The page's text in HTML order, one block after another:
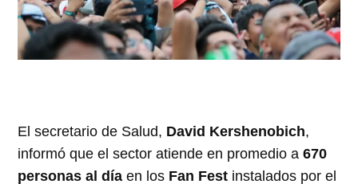
El secretario de Salud, David Kershenobich,
informó que el sector atiende en promedio a670
personas al día en los Fan Fest instalados por el